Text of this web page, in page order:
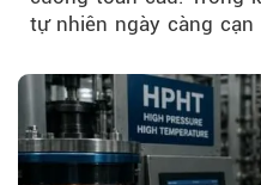
tự nhiên ngày càng cạn